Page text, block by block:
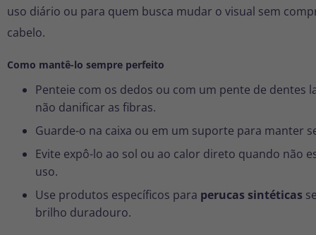
uso diário ou para quem busca mudar o visual sem
cabelo.
Como mantê-lo sempre perfeito
Penteie com os dedos ou com um pente de dentes
não danificar as fibras.
Guarde-o na caixa ou em um suporte para manter
Evite expô-lo ao sol ou ao calor direto quando não
uso.
Use produtos específicos para perucas sintéticas
brilho duradouro.